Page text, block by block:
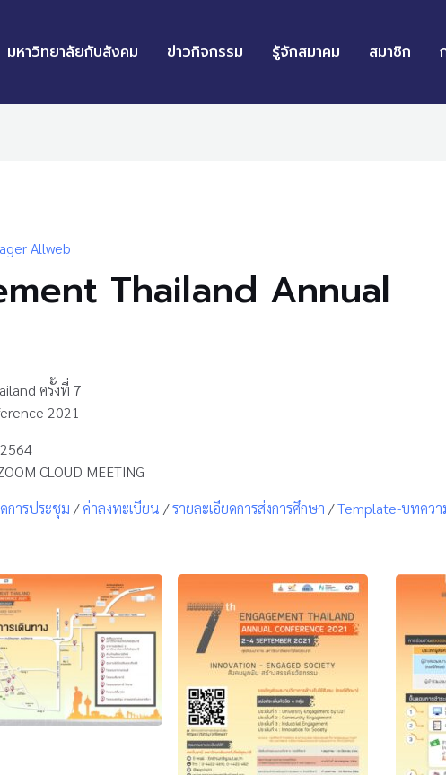
มหาวิทยาลัยกับสังคม ข่าวกิจกรรม รู้จักสมาคม สมาชิก
Allweb
Thailand Annual
ครั้งที่ 7
2021
CLOUD MEETING
การประชุม /ค่าลงทะเบียน /รายละเอียดการส่งการศึกษา /Template-บทควา